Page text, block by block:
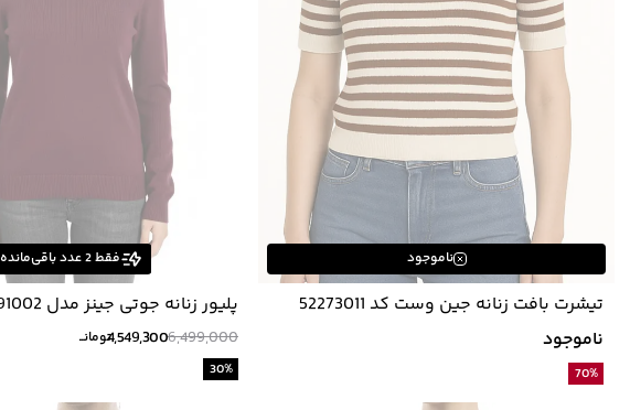
ناموجود
تيشرت بافت زنانه جين وست كد 52273011
ناموجود
70%
فقط2عدد باقی‌مانده
پلیور زنانه جوتی جینز مدل 34791002
6,499,000
4,549,300تومانــ
30%